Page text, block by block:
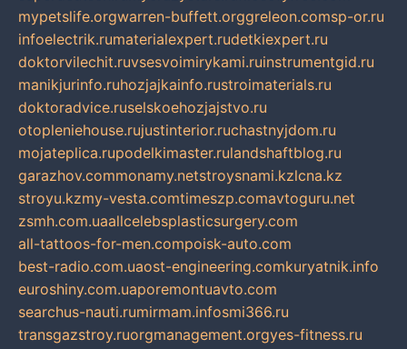
mypetslife.orgwarren-buffett.orggreleon.comsp-or.ru
infoelectrik.rumaterialexpert.rudetkiexpert.ru
doktorvilechit.ruvsesvoimirykami.ruinstrumentgid.ru
manikjurinfo.ruhozjajkainfo.rustroimaterials.ru
doktoradvice.ruselskoehozjajstvo.ru
otopleniehouse.rujustinterior.ruchastnyjdom.ru
mojateplica.rupodelkimaster.rulandshaftblog.ru
garazhov.commonamy.netstroysnami.kzlcna.kz
stroyu.kzmy-vesta.comtimeszp.comavtoguru.net
zsmh.com.uaallcelebsplasticsurgery.com
all-tattoos-for-men.compoisk-auto.com
best-radio.com.uaost-engineering.comkuryatnik.info
euroshiny.com.uaporemontuavto.com
searchus-nauti.rumirmam.infosmi366.ru
transgazstroy.ruorgmanagement.orgyes-fitness.ru